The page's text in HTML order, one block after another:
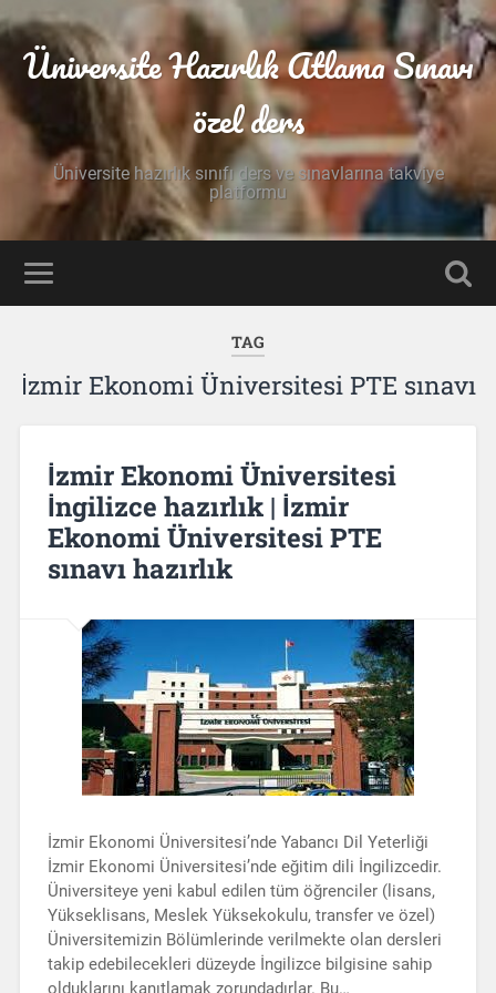
Üniversite Hazırlık Atlama Sınavı
özel ders
Üniversite hazırlık sınıfı ders ve sınavlarına takviye
platformu
TAG
İzmir Ekonomi Üniversitesi PTE sınavı
İzmir Ekonomi Üniversitesi
İngilizce hazırlık | İzmir
Ekonomi Üniversitesi PTE
sınavı hazırlık
İzmir Ekonomi Üniversitesi’nde Yabancı Dil Yeterliği
İzmir Ekonomi Üniversitesi’nde eğitim dili İngilizcedir.
Üniversiteye yeni kabul edilen tüm öğrenciler (lisans,
Yükseklisans, Meslek Yüksekokulu, transfer ve özel)
Üniversitemizin Bölümlerinde verilmekte olan dersleri
takip edebilecekleri düzeyde İngilizce bilgisine sahip
olduklarını kanıtlamak zorundadırlar. Bu…